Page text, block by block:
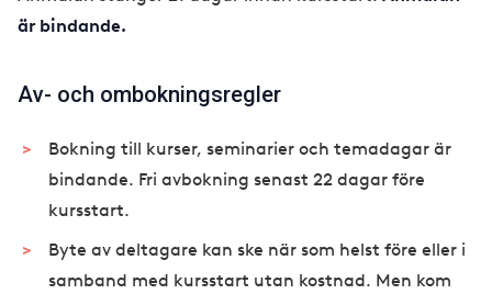
är bindande.
Av- och ombokningsregler
Bokning till kurser, seminarier och temadagar är
bindande. Fri avbokning senast 22 dagar före
kursstart.
Byte av deltagare kan ske när som helst före eller i
samband med kursstart utan kostnad. Men kom